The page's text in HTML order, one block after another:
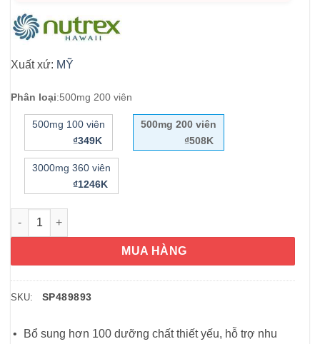
Xuất xứ: MỸ
Phân loại:500mg 200 viên
500mg 100 viên
₫349K
500mg 200 viên
₫508K
3000mg 360 viên
₫1246K
Tảo xoắn Nutrex Hawaii Pure Hawaiian Spirulina 500mg 200
MUA HÀNG
SKU: SP489893
Bổ sung hơn 100 dưỡng chất thiết yếu, hỗ trợ nhu